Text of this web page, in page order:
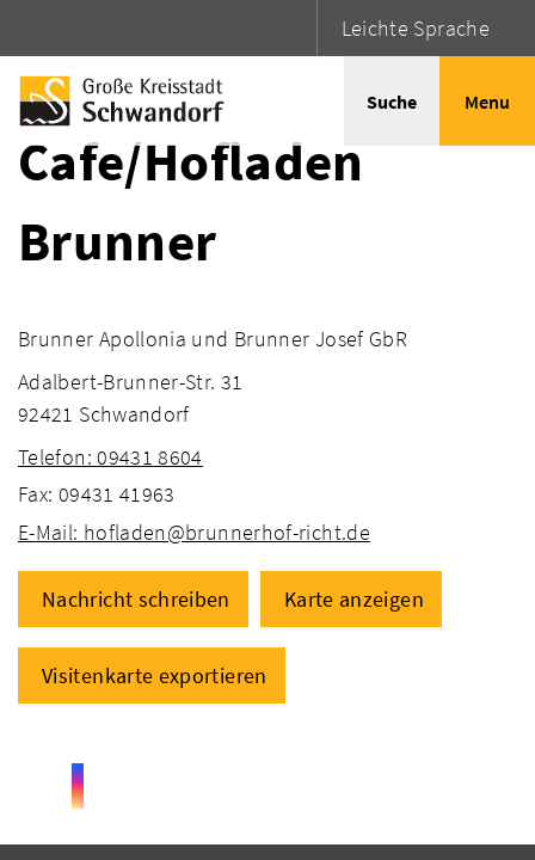
Leichte Sprache
Suche Menu
Cafe/Hofladen
Brunner
Brunner Apollonia und Brunner Josef GbR
Adalbert-Brunner-Str. 31
92421 Schwandorf
Telefon: 09431 8604
Fax: 09431 41963
E-Mail: hofladen@brunnerhof-richt.de
Nachricht schreiben Karte anzeigen
Visitenkarte exportieren